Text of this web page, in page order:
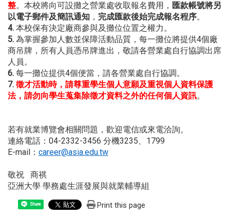
整。本校將向可設攤之營業處收取報名費用， 匯款帳號將另
以電子郵件及簡訊通知 ， 完成匯款後始完成報名程序。
4. 本校保有決定廠商參與及攤位位置之權力。
5. 為掌握參加人數並保障活動品質，每一攤位將提供4個廠
商吊牌，所有人員憑吊牌進出，敬請各營業處自行協調出席
人員。
6. 每一攤位提供4個便當，請各營業處自行協調。
7. 徵才活動時，請尊重學生個人意願及重視個人資料保護
法，請勿向學生蒐集除徵才資料之外的任何個人資訊。
若有就業博覽會相關問題，歡迎電信或來電洽詢。
連絡電話：04-2332-3456 分機3235、1799
E-mail： career@asia.edu.tw
敬祝 商祺
亞洲大學 學務處生涯發展與就業輔導組
Share Print this page